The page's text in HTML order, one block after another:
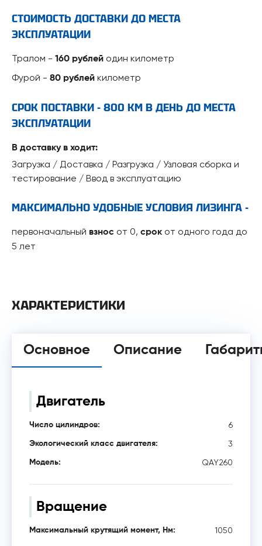
СТОИМОСТЬ ДОСТАВКИ ДО МЕСТА
ЭКСПЛУАТАЦИИ
Тралом - 160 рублей один километр
Фурой - 80 рублей километр
СРОК ПОСТАВКИ - 800 КМ В ДЕНЬ ДО МЕСТА
ЭКСПЛУАТАЦИИ
В доставку в ходит:
Загрузка / Доставка / Разгрузка / Узловая сборка и
тестирование / Ввод в эксплуатацию
МАКСИМАЛЬНО УДОБНЫЕ УСЛОВИЯ ЛИЗИНГА -
первоначальный взнос от 0, срок от одного года до
5 лет
ХАРАКТЕРИСТИКИ
Основное Описание
Двигатель
Число цилиндров: 6
Экологический класс двигателя: 3
Модель: QAY260
Вращение
Максимальный крутящий момент, Нм: 1050